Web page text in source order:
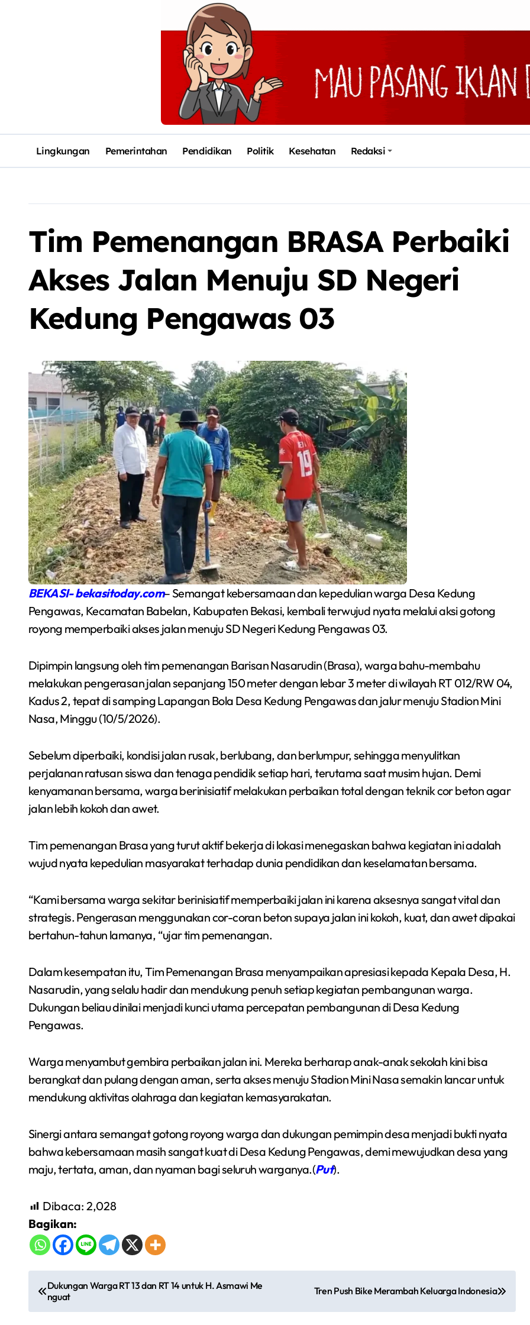
Lingkungan Pemerintahan Pendidikan Politik Kesehatan Redaksi
Tim Pemenangan BRASA Perbaiki
Akses Jalan Menuju SD Negeri
Kedung Pengawas 03
BEKASI- bekasitoday.com– Semangat kebersamaan dan kepedulian warga Desa Kedung
Pengawas, Kecamatan Babelan, Kabupaten Bekasi, kembali terwujud nyata melalui aksi gotong
royong memperbaiki akses jalan menuju SD Negeri Kedung Pengawas 03.
Dipimpin langsung oleh tim pemenangan Barisan Nasarudin (Brasa), warga bahu-membahu
melakukan pengerasan jalan sepanjang 150 meter dengan lebar 3 meter di wilayah RT 012/RW 04,
Kadus 2, tepat di samping Lapangan Bola Desa Kedung Pengawas dan jalur menuju Stadion Mini
Nasa, Minggu (10/5/2026).
Sebelum diperbaiki, kondisi jalan rusak, berlubang, dan berlumpur, sehingga menyulitkan
perjalanan ratusan siswa dan tenaga pendidik setiap hari, terutama saat musim hujan. Demi
kenyamanan bersama, warga berinisiatif melakukan perbaikan total dengan teknik cor beton agar
jalan lebih kokoh dan awet.
Tim pemenangan Brasa yang turut aktif bekerja di lokasi menegaskan bahwa kegiatan ini adalah
wujud nyata kepedulian masyarakat terhadap dunia pendidikan dan keselamatan bersama.
“Kami bersama warga sekitar berinisiatif memperbaiki jalan ini karena aksesnya sangat vital dan
strategis. Pengerasan menggunakan cor-coran beton supaya jalan ini kokoh, kuat, dan awet dipakai
bertahun-tahun lamanya, “ujar tim pemenangan.
Dalam kesempatan itu, Tim Pemenangan Brasa menyampaikan apresiasi kepada Kepala Desa, H.
Nasarudin, yang selalu hadir dan mendukung penuh setiap kegiatan pembangunan warga.
Dukungan beliau dinilai menjadi kunci utama percepatan pembangunan di Desa Kedung
Pengawas.
Warga menyambut gembira perbaikan jalan ini. Mereka berharap anak-anak sekolah kini bisa
berangkat dan pulang dengan aman, serta akses menuju Stadion Mini Nasa semakin lancar untuk
mendukung aktivitas olahraga dan kegiatan kemasyarakatan.
Sinergi antara semangat gotong royong warga dan dukungan pemimpin desa menjadi bukti nyata
bahwa kebersamaan masih sangat kuat di Desa Kedung Pengawas, demi mewujudkan desa yang
maju, tertata, aman, dan nyaman bagi seluruh warganya.(Put).
Dibaca: 2,028
Bagikan:
N
a
Dukungan Warga RT 13 dan RT 14 untuk H. Asmawi Me
nguat
Tren Push Bike Merambah Keluarga Indonesia
Berita Olah Raga Sorot
Semarakkan Budaya
Gowes Malam, Warga
Ride Rutin di Babelan
Redaksi Bekasi Today Agu 1, 2026
Berita Event Olah Raga
Siswa SMPN 1
Kejuaraan Sambo
Open Gubernur Cup
Redaksi Bekasi Today Jul 30, 2026